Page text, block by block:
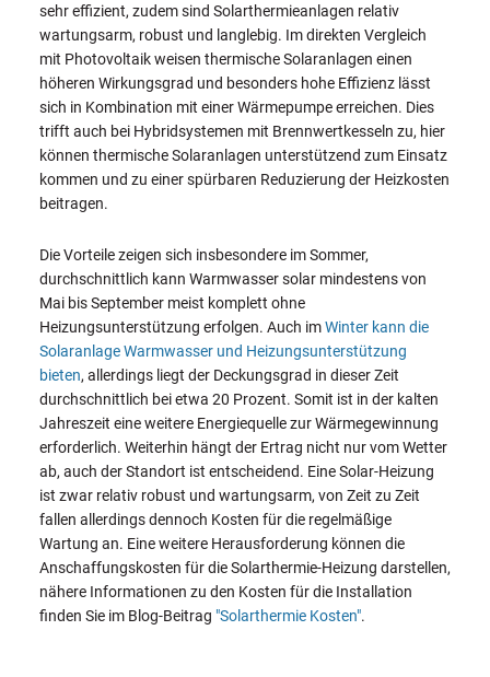
sehr effizient, zudem sind Solarthermieanlagen relativ
wartungsarm, robust und langlebig. Im direkten Vergleich
mit Photovoltaik weisen thermische Solaranlagen einen
höheren Wirkungsgrad und besonders hohe Effizienz lässt
sich in Kombination mit einer Wärmepumpe erreichen. Dies
trifft auch bei Hybridsystemen mit Brennwertkesseln zu, hier
können thermische Solaranlagen unterstützend zum Einsatz
kommen und zu einer spürbaren Reduzierung der Heizkosten
beitragen.
Die Vorteile zeigen sich insbesondere im Sommer,
durchschnittlich kann Warmwasser solar mindestens von
Mai bis September meist komplett ohne
Heizungsunterstützung erfolgen. Auch imWinter kann die
Solaranlage Warmwasser und Heizungsunterstützung
bieten, allerdings liegt der Deckungsgrad in dieser Zeit
durchschnittlich bei etwa 20 Prozent. Somit ist in der kalten
Jahreszeit eine weitere Energiequelle zur Wärmegewinnung
erforderlich. Weiterhin hängt der Ertrag nicht nur vom Wetter
ab, auch der Standort ist entscheidend. Eine Solar-Heizung
ist zwar relativ robust und wartungsarm, von Zeit zu Zeit
fallen allerdings dennoch Kosten für die regelmäßige
Wartung an. Eine weitere Herausforderung können die
Anschaffungskosten für die Solarthermie-Heizung darstellen,
nähere Informationen zu den Kosten für die Installation
finden Sie im Blog-Beitrag "Solarthermie Kosten".